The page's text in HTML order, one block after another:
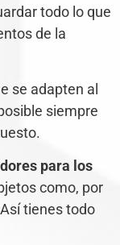
todo lo que
de la
se adapten al
siempre
para los
como, por
tienes todo